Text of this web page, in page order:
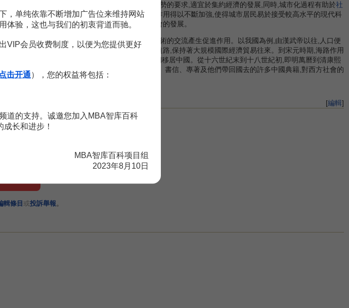
的發展。首先,城市化過程符合科技進步一體化趨勢的要求,適宜於集約經濟的發展,同時,城市化過程有助於社
市化過程可以使得城市的經濟、科學、文化中心作用得以不斷加強,使得城市居民易於接受較高水平的現代科
相聯,二者互為前提、互相促進,由此促進經濟社會的發展。
變革型移民,都是傳播科學文化的使者,對科學技術的交流產生促進作用。以我國為例,由漢武帝以往,人口便
間,絲綢之路雖幾經中斷,但斷而復通。通過這條道路,保持著大規模國際經濟貿易往來。到宋元時期,海路作用
開往20多個國家。中外人士往來頻繁,外國人長期移居中國。從十六世紀末到十八世紀初,即明萬曆到清康熙
也把西方知識帶到中國。與此同時,傳教士的報告、書信、專著及他們帶回國去的許多中國典籍,對西方社會的
[編輯]
代農業.2013,8
輯條目 或投訴舉報 。
，单纯依靠不断增加广告位来维持网站
体验，这也与我们的初衷背道而驰。
VIP会员收费制度，以便为您提供更好
点击开通），您的权益将包括：
道的支持。诚邀您加入MBA智库百科
长和进步！
MBA智库百科项目组
2023年8月10日